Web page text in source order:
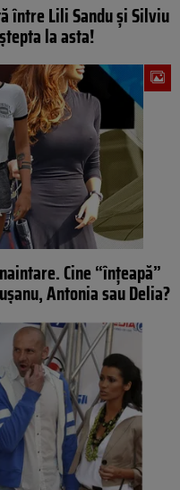
între Lili Sandu și Silviu
la asta!
Cine “înțeapă”
Antonia sau Delia?